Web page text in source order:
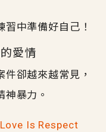
中準備好自己！
愛情
卻越來越常見，
暴力。
Love Is Respect